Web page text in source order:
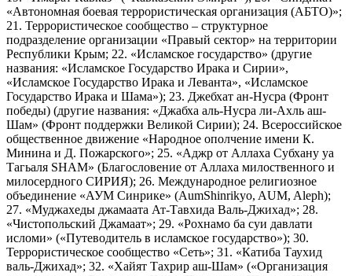
«Автономная боевая террористическая организация (АБТО)»;
21. Террористическое сообщество – структурное
подразделение организации «Правый сектор» на территории
Республики Крым; 22. «Исламское государство» (другие
названия: «Исламское Государство Ирака и Сирии»,
«Исламское Государство Ирака и Леванта», «Исламское
Государство Ирака и Шама»); 23. Джебхат ан-Нусра (Фронт
победы) (другие названия: «Джабха аль-Нусра ли-Ахль аш-
Шам» (Фронт поддержки Великой Сирии); 24. Всероссийское
общественное движение «Народное ополчение имени К.
Минина и Д. Пожарского»; 25. «Аджр от Аллаха Субхану уа
Тагьаля SHAM» (Благословение от Аллаха милоственного и
милосердного СИРИЯ); 26. Международное религиозное
объединение «АУМ Синрике» (AumShinrikyo, AUM, Aleph);
27. «Муджахеды джамаата Ат-Тавхида Валь-Джихад»; 28.
«Чистопольский Джамаат»; 29. «Рохнамо ба суи давлати
исломи» («Путеводитель в исламское государство»); 30.
Террористическое сообщество «Сеть»; 31. «Катиба Таухид
валь-Джихад»; 32. «Хайят Тахрир аш-Шам» («Организация